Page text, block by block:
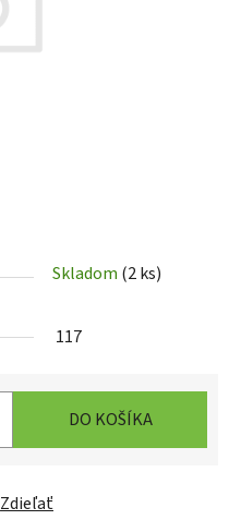
Skladom (2 ks)
117
DO KOŠÍKA
Zdieľať